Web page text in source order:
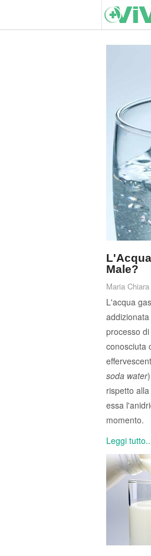
Male?
Maria
L'acqua
processo
conosciuta
soda water
rispetto
essa
momento.
Leggi